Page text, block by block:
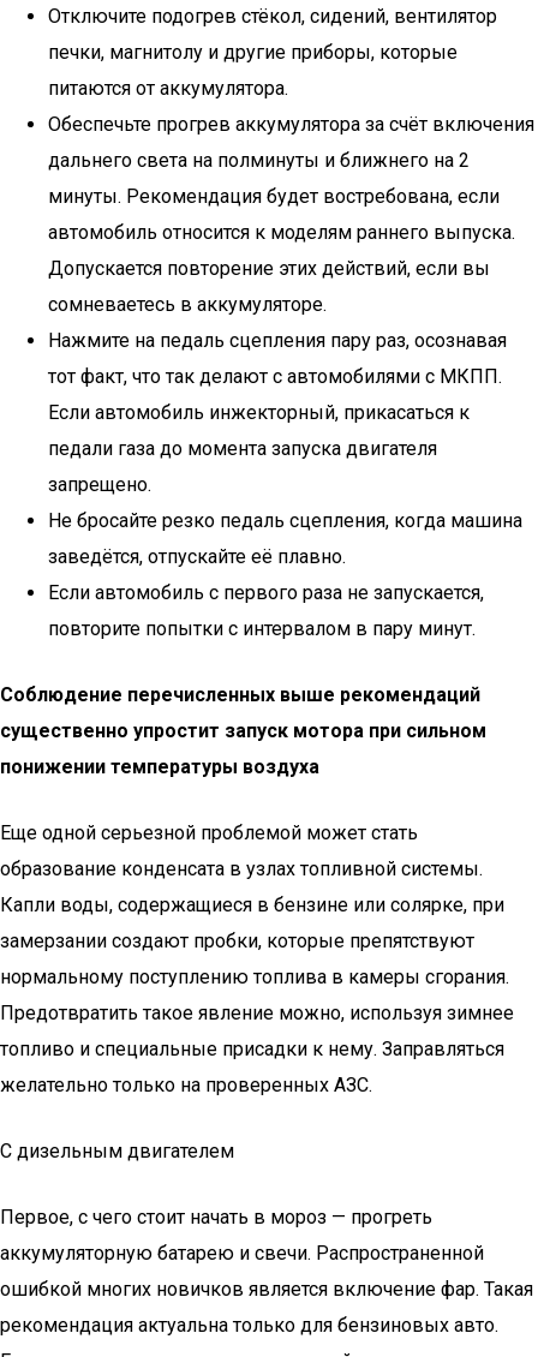
Отключите подогрев стёкол, сидений, вентилятор
печки, магнитолу и другие приборы, которые
питаются от аккумулятора.
Обеспечьте прогрев аккумулятора за счёт включения
дальнего света на полминуты и ближнего на 2
минуты. Рекомендация будет востребована, если
автомобиль относится к моделям раннего выпуска.
Допускается повторение этих действий, если вы
сомневаетесь в аккумуляторе.
Нажмите на педаль сцепления пару раз, осознавая
тот факт, что так делают с автомобилями с МКПП.
Если автомобиль инжекторный, прикасаться к
педали газа до момента запуска двигателя
запрещено.
Не бросайте резко педаль сцепления, когда машина
заведётся, отпускайте её плавно.
Если автомобиль с первого раза не запускается,
повторите попытки с интервалом в пару минут.
Соблюдение перечисленных выше рекомендаций
существенно упростит запуск мотора при сильном
понижении температуры воздуха
Еще одной серьезной проблемой может стать
образование конденсата в узлах топливной системы.
Капли воды, содержащиеся в бензине или солярке, при
замерзании создают пробки, которые препятствуют
нормальному поступлению топлива в камеры сгорания.
Предотвратить такое явление можно, используя зимнее
топливо и специальные присадки к нему. Заправляться
желательно только на проверенных АЗС.
С дизельным двигателем
Первое, с чего стоит начать в мороз — прогреть
аккумуляторную батарею и свечи. Распространенной
ошибкой многих новичков является включение фар. Такая
рекомендация актуальна только для бензиновых авто.